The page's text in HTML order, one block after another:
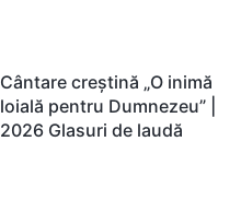
Cântare creștină „O inimă
loială pentru Dumnezeu” |
2026 Glasuri de laudă